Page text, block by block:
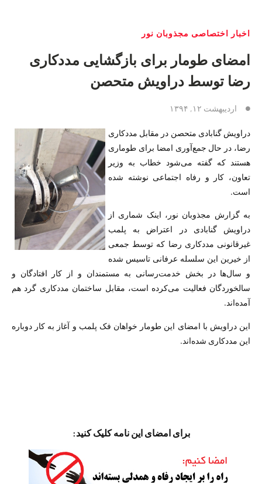
اخبار اختصاصی مجذوبان نور
امضای طومار برای بازگشایی مددکاری
رضا توسط دراویش متحصن
اردیبهشت ۱۲, ۱۳۹۴
دراویش گنابادی متحصن در مقابل مددکاری
رضا، در حال جمع‌آوری امضا برای طوماری
هستند که گفته می‌شود خطاب به وزیر
تعاون، کار و رفاه اجتماعی نوشته شده
است.
به گزارش مجذوبان نور، اینک شماری از
دراویش گنابادی در اعتراض به پلمب
غیرقانونی مددکاری رضا که توسط جمعی
از خیرین این سلسله عرفانی تاسیس شده
و سال‌ها در بخش خدمت‌رسانی به مستمندان و از کار افتادگان و
سالخوردگان فعالیت می‌کرده است، مقابل ساختمان مددکاری گرد هم
آمده‌اند.
این دراویش با امضای این طومار خواهان فک پلمب و آغاز به کار دوباره
این مددکاری شده‌اند.
برای امضای این نامه کلیک کنید: